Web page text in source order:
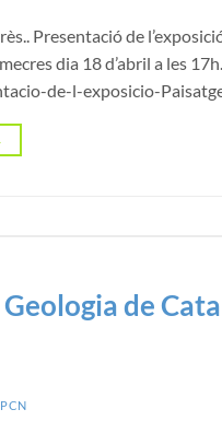
Presentació de
dia 18 d’abril a les
de-l-exposicio-
de